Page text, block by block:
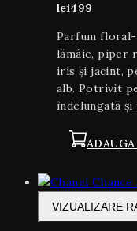
lei499
Parfum
lămâie, piper
iris și jacint,
alb. Potrivit
îndelungată
VIZUALIZARE